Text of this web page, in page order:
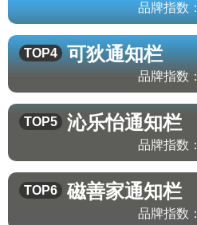
品牌指数：
TOP4 可狄通知栏
品牌指数：
TOP5 沁乐怡通知栏
品牌指数：
TOP6 磁善家通知栏
品牌指数：